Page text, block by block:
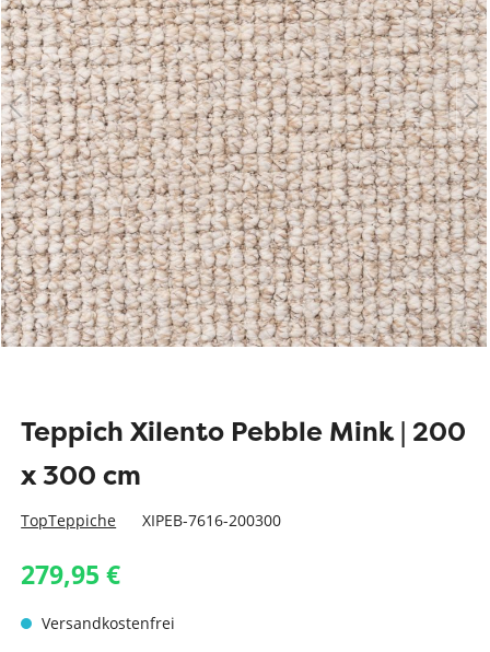
Teppich Xilento Pebble Mink | 200
x 300 cm
TopTeppiche XIPEB-7616-200300
279,95 €
Versandkostenfrei